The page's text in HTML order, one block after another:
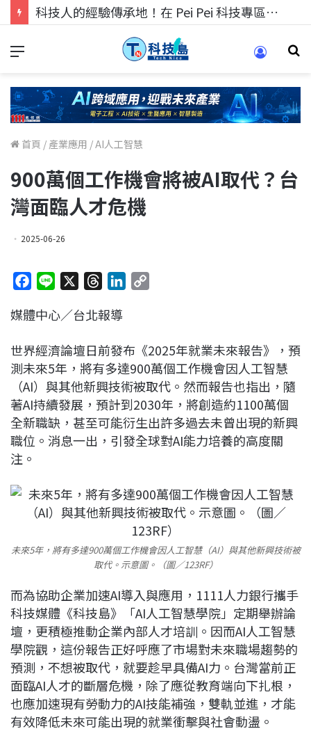
科技人的經驗傳承地！在 Pei Pei 科技專區，與學弟妹交流最硬核的技術
首頁 / 產業應用 /AI人工智慧
900萬個工作機會將被AI取代？台
灣面臨人才危機
2025-06-26
c
b
o
o
k
n
r
a
d
s
e
d
I
n
L
i
n
k
媒體中心／台北報導
世界經濟論壇日前發布《2025年就業未來報告》，預
測未來5年，將有多達900萬個工作機會因人工智慧
（AI）與其他新興技術被取代。然而報告也指出，隨
著AI持續發展，預計到2030年，將創造約1100萬個
全新職缺，甚至可能衍生出許多過去未曾出現的新興
職位。消息一出，引發全球對AI能力培養的高度關
注。
未來5年，將有多達900萬個工作機會因人工智慧（AI）與其他新興技術被
取代。示意圖。（圖／123RF）
而為協助企業加速AI導入與應用，1111人力銀行攜手
科技媒體《科技島》「AI人工智慧學院」定期舉辦論
壇，更積極推動企業內部人才培訓。因而AI人工智慧
學院觀，這份報告正好呼應了市場對未來職場趨勢的
預測，不想被取代，就要趁早具備AI力。台灣當前正
面臨AI人才的斷層危機，除了應從教育端向下扎根，
也應加速現有勞動力的AI技能補強，雙軌並進，才能
有效降低未來可能出現的就業衝擊與社會動盪。